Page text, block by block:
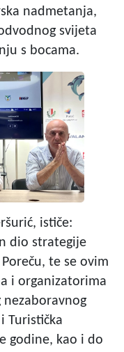
nadmetanja,
svijeta
s bocama.
ističe:
dio strategije
te se ovim
i organizatorima
Turistička
godine, kao i do